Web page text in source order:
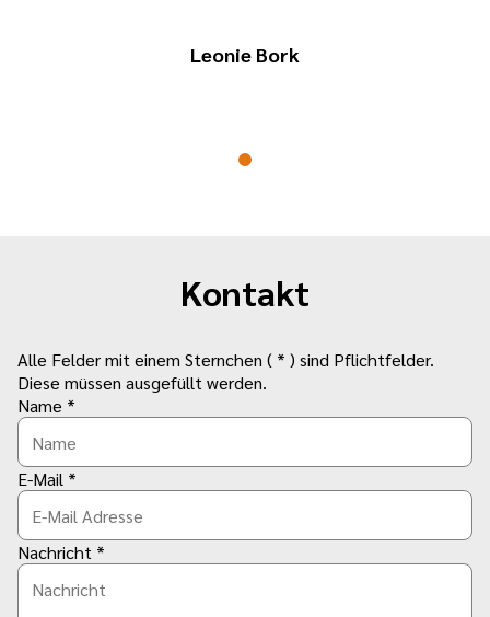
Leonie Bork
Kontakt
Alle Felder mit einem Sternchen ( * ) sind Pflichtfelder.
Diese müssen ausgefüllt werden.
Name *
E-Mail *
Nachricht *